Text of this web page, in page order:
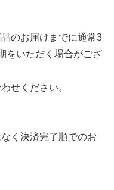
のお届けまでに通常3
をいただく場合がござ
せください。
く決済完了順でのお